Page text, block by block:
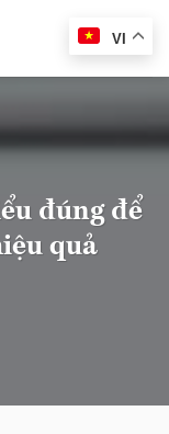
VI
đúng để
quả